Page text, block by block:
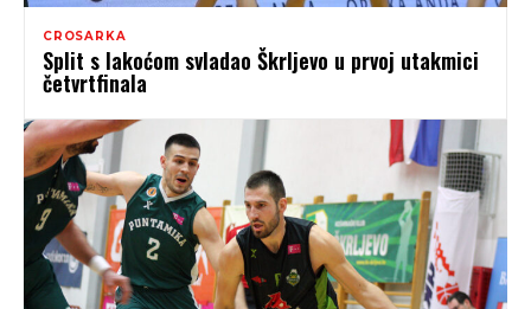
CROSARKA
Split s lakoćom svladao Škrljevo u prvoj utakmici
četvrtfinala